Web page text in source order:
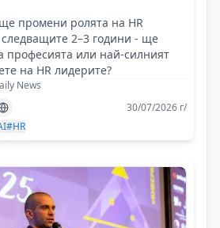
промени ролята на HR
2–3 години - ще
професията или най-силният
на HR лидерите?
News
30/07/2026 г/
#HR